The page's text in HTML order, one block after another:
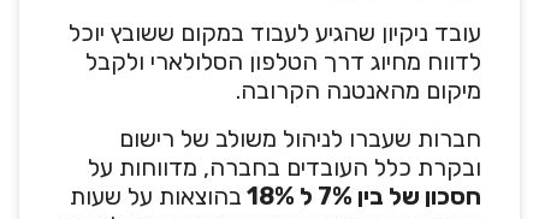
עובד ניקיון שהגיע לעבוד במקום ששובץ יוכל
לדווח מחיוג דרך הטלפון הסלולארי ולקבל
מיקום מהאנטנה הקרובה.
חברות שעברו לניהול משולב של רישום
ובקרת כלל העובדים בחברה, מדווחות על
חסכון של בין 7% ל 18%
בהוצאות על שעות